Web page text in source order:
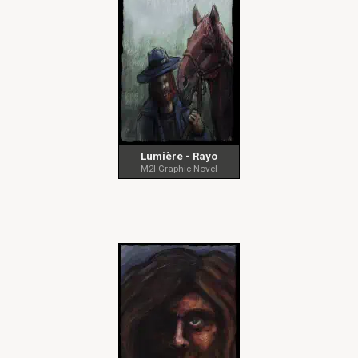
Lumière - Rayo
M2I Graphic Novel